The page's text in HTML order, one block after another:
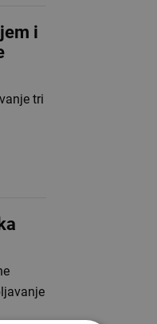
i
tri